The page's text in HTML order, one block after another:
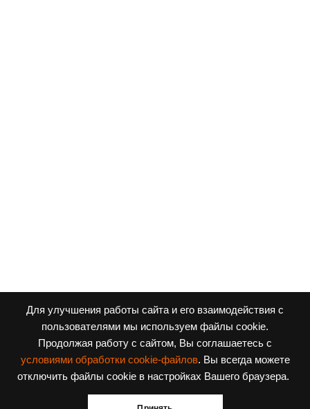
Для улучшения работы сайта и его взаимодействия с
пользователями мы используем файлы cookie.
Продолжая работу с сайтом, Вы соглашаетесь с
условиями обработки cookie-файлов. Вы всегда можете
отключить файлы cookie в настройках Вашего браузера.
Заявка на поступление
Приходите в наши соцсети!